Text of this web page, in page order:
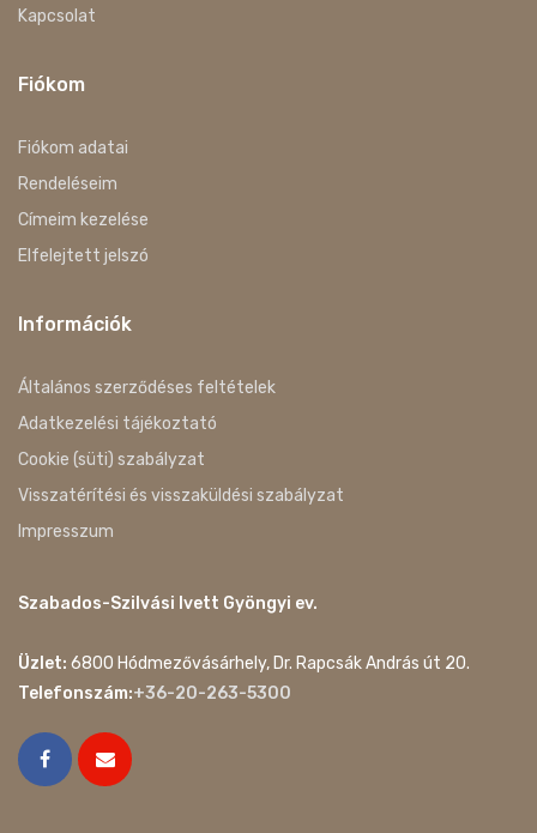
Kapcsolat
Fiókom
Fiókom adatai
Rendeléseim
Címeim kezelése
Elfelejtett jelszó
Információk
Általános szerződéses feltételek
Adatkezelési tájékoztató
Cookie (süti) szabályzat
Visszatérítési és visszaküldési szabályzat
Impresszum
Szabados-Szilvási Ivett Gyöngyi ev.
Üzlet: 6800 Hódmezővásárhely, Dr. Rapcsák András út 20.
Telefonszám:+36-20-263-5300